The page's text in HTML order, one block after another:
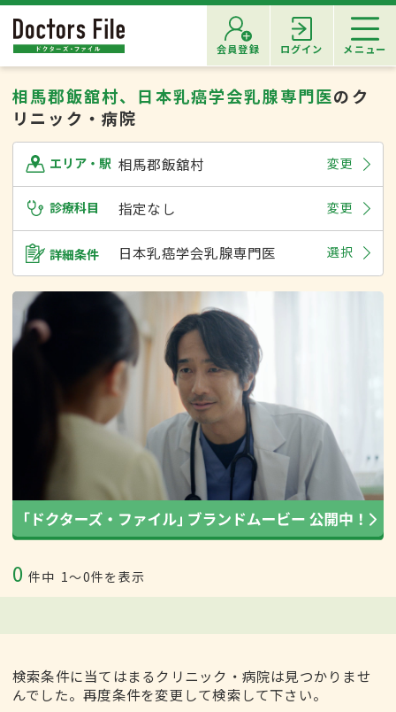
会員登録 ログイン メニュー
相馬郡飯舘村、日本乳癌学会乳腺専門医のク
リニック・病院
エリア・駅 相馬郡飯舘村 変更
診療科目 指定なし 変更
詳細条件 日本乳癌学会乳腺専門医 選択
0 件中 1〜0件を表示
検索条件に当てはまるクリニック・病院は見つかりませ
んでした。再度条件を変更して検索して下さい。